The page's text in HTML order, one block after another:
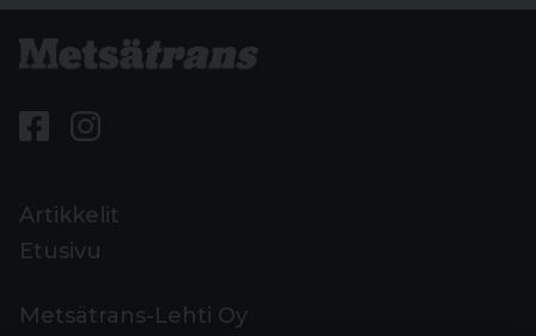
Artikkelit
Etusivu
Metsätrans-Lehti Oy